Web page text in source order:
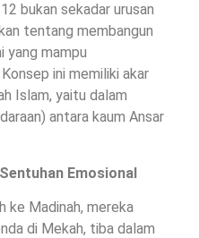
bukan sekadar urusan
tentang membangun
yang mampu
ini memiliki akar
Islam, yaitu dalam
antara kaum Ansar
Emosional
ke Madinah, mereka
di Mekah, tiba dalam